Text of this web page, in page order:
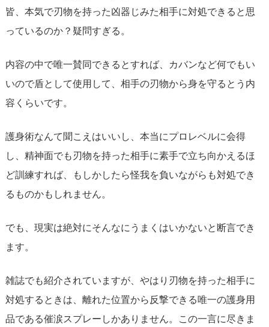
皆、本気で刃物を持った凶器じみた相手に対処できると思
っているのか？疑問すぎる。
内容の中で唯一賛同できるとすれば、カバンなど何でもい
いので盾として使用して、相手の刃物から身を守るとう内
容くらいです。
護身術なんて聞こえはいいし、本当にプロレベルに会得
し、精神面でも刃物を持った相手に素手で立ち向かえるほ
ど訓練すれば、もしかしたら怪我を負いながらも対処でき
るものかもしれません。
でも、現実は絶対にそんなにうまくはいかないと断言でき
ます。
雑誌でも紹介されていますが、やはり刃物を持った相手に
対処するときは、離れた位置から反撃できる唯一の護身用
品である催涙スプレーしかありません。この一言に尽きま